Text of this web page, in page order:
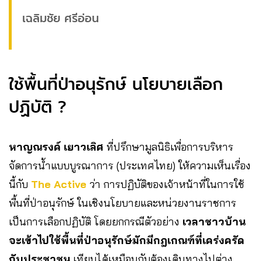
เฉลิมชัย ศรีอ่อน
ใช้พื้นที่ป่าอนุรักษ์ นโยบายเลือก
ปฏิบัติ ?
หาญณรงค์ เยาวเลิศ ที่ปรึกษามูลนิธิเพื่อการบริหาร
จัดการน้ำแบบบูรณาการ (ประเทศไทย) ให้ความเห็นเรื่อง
นี้กับ The Active ว่า การปฏิบัติของเจ้าหน้าที่ในการใช้
พื้นที่ป่าอนุรักษ์ ในเชิงนโยบายและหน่วยงานราชการ
เป็นการเลือกปฏิบัติ โดยยกกรณีตัวอย่าง เวลาชาวบ้าน
จะเข้าไปใช้พื้นที่ป่าอนุรักษ์มักมีกฎเกณฑ์ที่เคร่งครัด